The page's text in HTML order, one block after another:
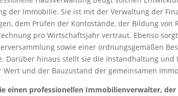
der Immobilie. Sie ist mit der Verwaltung der
dem Prüfen der Kontostände, der Bildung von
pro Wirtschaftsjahr vertraut. Ebenso
sowie einer ordnungsgemäßen
Darüber hinaus stellt sie die Instandhaltung
Wert und der Bauzustand der gemeinsamen
einen professionellen Immobilienverwalter,